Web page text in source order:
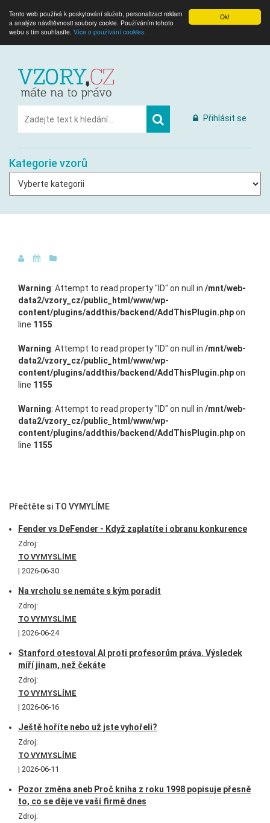
Ok!
Tento web používá k poskytování služeb, personalizaci reklam
a analýze návštěvnosti soubory cookie. Používáním tohoto
webu s tím souhlasíte. Více o používání cookies.
Přihlásit se
Kategorie vzorů
Warning: Attempt to read property "ID" on null in /mnt/web-
data2/vzory_cz/public_html/www/wp-
content/plugins/addthis/backend/AddThisPlugin.phpon
line 1155
Warning: Attempt to read property "ID" on null in /mnt/web-
data2/vzory_cz/public_html/www/wp-
content/plugins/addthis/backend/AddThisPlugin.phpon
line 1155
Warning: Attempt to read property "ID" on null in /mnt/web-
data2/vzory_cz/public_html/www/wp-
content/plugins/addthis/backend/AddThisPlugin.phpon
line 1155
Přečtěte si TO VYMYLÍME
Fender vs DeFender - Když zaplatíte i obranu konkurence
Zdroj:
TO VYMYSLÍME
2026-06-30
Na vrcholu se nemáte s kým poradit
Zdroj:
TO VYMYSLÍME
2026-06-24
Stanford otestoval AI proti profesorům práva. Výsledek
míří jinam, než čekáte
Zdroj:
TO VYMYSLÍME
2026-06-16
Ještě hoříte nebo už jste vyhořeli?
Zdroj:
TO VYMYSLÍME
2026-06-11
Pozor změna aneb Proč kniha z roku 1998 popisuje přesně
to, co se děje ve vaší firmě dnes
Zdroj: